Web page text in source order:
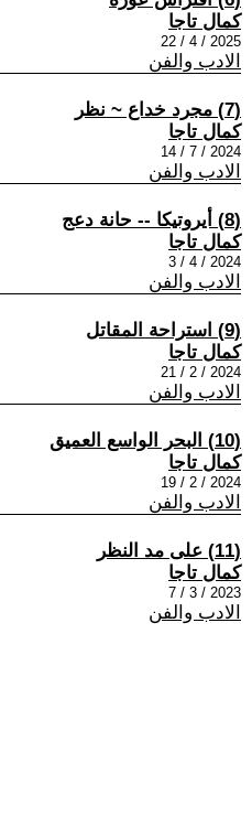
كمال تاجا
2025 / 4 / 22
الادب والفن
(7) مجرد خداع ~ نظر
كمال تاجا
2024 / 7 / 14
الادب والفن
(8) أيروتيكا -- حانة دعج
كمال تاجا
2024 / 4 / 3
الادب والفن
(9) استراحة المقاتل
كمال تاجا
2024 / 2 / 21
الادب والفن
(10) البحر الواسع العميق
كمال تاجا
2024 / 2 / 19
الادب والفن
(11) على مد النظر
كمال تاجا
2023 / 3 / 7
الادب والفن